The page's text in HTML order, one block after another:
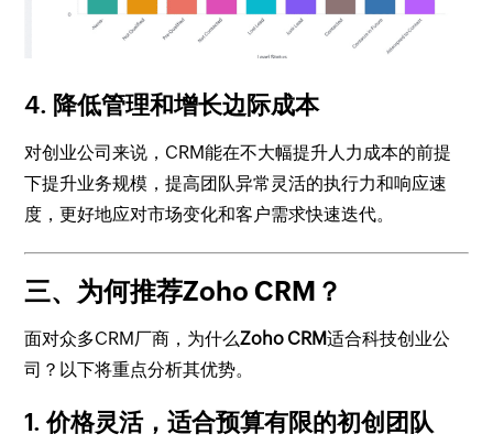
4. 降低管理和增长边际成本
对创业公司来说，CRM能在不大幅提升人力成本的前提
下提升业务规模，提高团队异常灵活的执行力和响应速
度，更好地应对市场变化和客户需求快速迭代。
三、为何推荐Zoho CRM？
面对众多CRM厂商，为什么Zoho CRM适合科技创业公
司？以下将重点分析其优势。
1. 价格灵活，适合预算有限的初创团队